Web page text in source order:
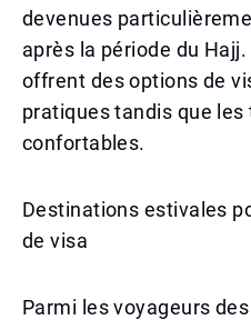
devenues
après la période du
offrent des options de
pratiques tandis que
confortables.
Destinations estivales
de visa
Parmi les voyageurs